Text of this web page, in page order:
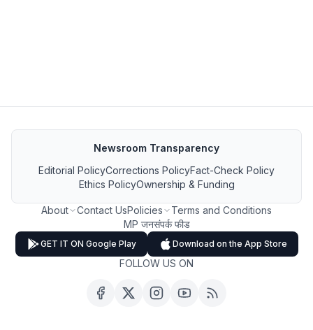
Newsroom Transparency
Editorial PolicyCorrections PolicyFact-Check Policy
Ethics PolicyOwnership & Funding
About Contact UsPolicies
Terms and Conditions
MP जनसंपर्क फीड
GET IT ON Google Play Download on the App Store
FOLLOW US ON